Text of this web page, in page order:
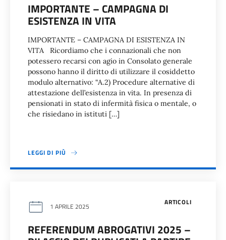
IMPORTANTE – CAMPAGNA DI
ESISTENZA IN VITA
IMPORTANTE – CAMPAGNA DI ESISTENZA IN
VITA Ricordiamo che i connazionali che non
potessero recarsi con agio in Consolato generale
possono hanno il diritto di utilizzare il cosiddetto
modulo alternativo: “A.2) Procedure alternative di
attestazione dell’esistenza in vita. In presenza di
pensionati in stato di infermità fisica o mentale, o
che risiedano in istituti […]
LEGGI DI PIÙ
ARTICOLI
1 APRILE 2025
REFERENDUM ABROGATIVI 2025 –